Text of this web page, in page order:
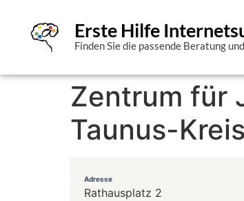
Erste Hilfe
Finden Sie die passende Beratung
Zentrum für
Taunus-Kreis
Adresse
Rathausplatz 2